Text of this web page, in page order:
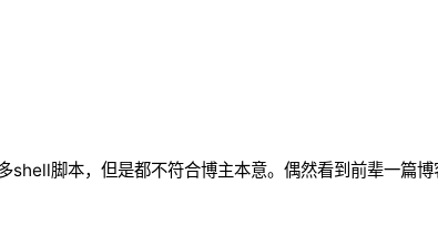
shell脚本，但是都不符合博主本意。偶然看到前辈一篇